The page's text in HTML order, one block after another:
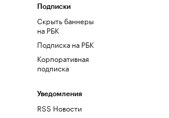
Подписки
Скрыть баннеры
на РБК
Подписка на РБК
Корпоративная
подписка
Уведомления
RSS Новости